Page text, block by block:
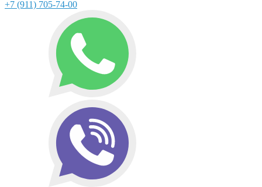
+7 (911) 705-74-00